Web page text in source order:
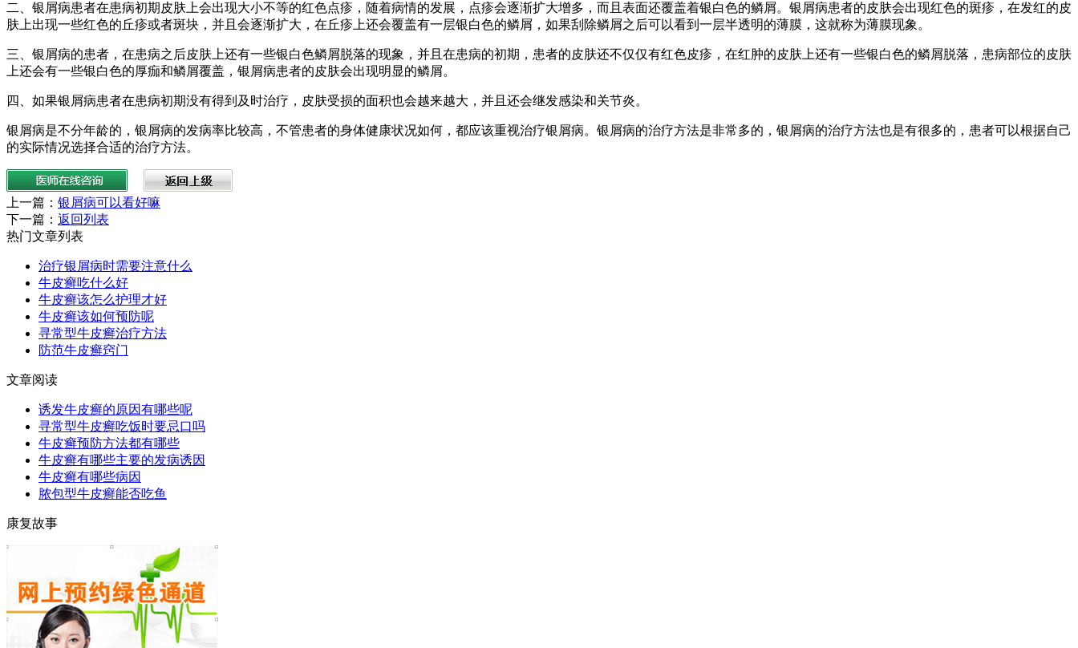
二、银屑病患者在患病初期皮肤上会出现大小不等的红色点疹，随着病情的发展，点疹会逐渐扩大增多，而且表面还覆盖着银白色的鳞屑。银屑病患者的皮肤会出现红色的斑疹，在发红的皮
肤上出现一些红色的丘疹或者斑块，并且会逐渐扩大，在丘疹上还会覆盖有一层银白色的鳞屑，如果刮除鳞屑之后可以看到一层半透明的薄膜，这就称为薄膜现象。
三、银屑病的患者，在患病之后皮肤上还有一些银白色鳞屑脱落的现象，并且在患病的初期，患者的皮肤还不仅仅有红色皮疹，在红肿的皮肤上还有一些银白色的鳞屑脱落，患病部位的皮肤
上还会有一些银白色的厚痂和鳞屑覆盖，银屑病患者的皮肤会出现明显的鳞屑。
四、如果银屑病患者在患病初期没有得到及时治疗，皮肤受损的面积也会越来越大，并且还会继发感染和关节炎。
银屑病是不分年龄的，银屑病的发病率比较高，不管患者的身体健康状况如何，都应该重视治疗银屑病。银屑病的治疗方法是非常多的，银屑病的治疗方法也是有很多的，患者可以根据自己
的实际情况选择合适的治疗方法。
上一篇： 银屑病可以看好嘛
下一篇： 返回列表
热门文章列表
治疗银屑病时需要注意什么
牛皮癣吃什么好
牛皮癣该怎么护理才好
牛皮癣该如何预防呢
寻常型牛皮癣治疗方法
防范牛皮癣窍门
文章阅读
诱发牛皮癣的原因有哪些呢
寻常型牛皮癣吃饭时要忌口吗
牛皮癣预防方法都有哪些
牛皮癣有哪些主要的发病诱因
牛皮癣有哪些病因
脓包型牛皮癣能否吃鱼
康复故事